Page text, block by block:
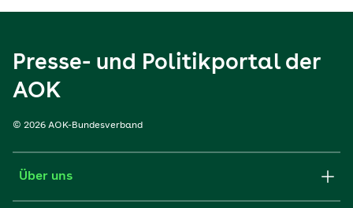
Presse- und Politikportal der
AOK
© 2026 AOK-Bundesverband
Über uns